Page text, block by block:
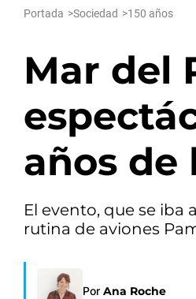
Portada >Sociedad >150 años
Mar del
años de
El evento, que se iba
rutina de aviones
Por Ana Roche